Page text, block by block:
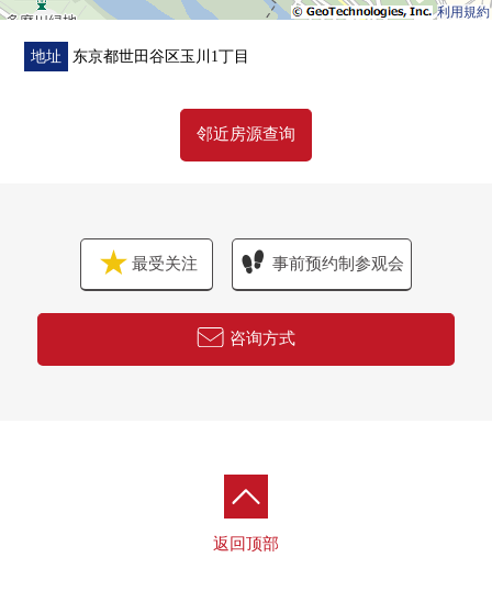
利用規約
地址 东京都世田谷区玉川1丁目
邻近房源查询
最受关注 事前预约制参观会
咨询方式
返回顶部